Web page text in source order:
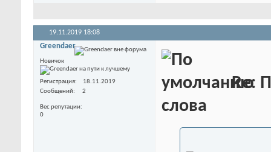
19.11.2019 18:08
Greendaer
Новичок
Регистрация
18.11.2019
Сообщений
2
Вес репутации
0
Re:
слова